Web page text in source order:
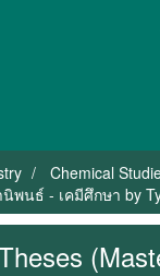
Chemical
นิพนธ์ - เคมีศึกษา by